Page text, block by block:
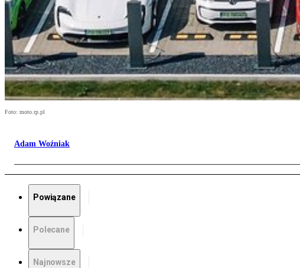
Foto: moto.rp.pl
Adam Woźniak
Powiązane
Polecane
Najnowsze